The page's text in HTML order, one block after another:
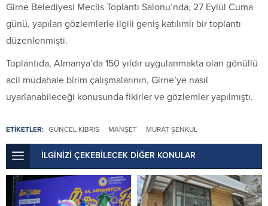
Girne Belediyesi Meclis Toplantı Salonu’nda, 27 Eylül Cuma
günü, yapılan gözlemlerle ilgili geniş katılımlı bir toplantı
düzenlenmişti.
Toplantıda, Almanya’da 150 yıldır uygulanmakta olan gönüllü
acil müdahale birim çalışmalarının, Girne’ye nasıl
uyarlanabileceği konusunda fikirler ve gözlemler yapılmıştı.
ETİKETLER: GÜNCEL KIBRIS MANŞET MURAT ŞENKUL
İLGİNİZİ ÇEKEBİLECEK DİĞER KONULAR